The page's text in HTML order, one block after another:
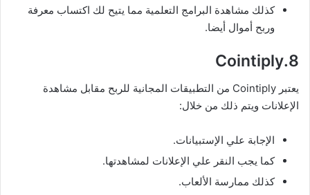
كذلك مشاهدة البرامج التعلمية مما يتيح لك اكتساب معرفة
وربح أموال أيضا.
8.Cointiply
يعتبر Cointiply من التطبيقات المجانية للربح مقابل مشاهدة
الإعلانات ويتم ذلك من خلال:
الإجابة علي الإستبيانات.
كما يجب النقر علي الإعلانات لمشاهدتها.
كذلك ممارسة الألعاب.